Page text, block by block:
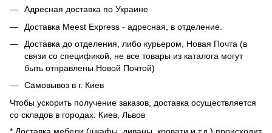
Адресная доставка по Украине
Доставка Meest Express - адресная, в отделение.
Доставка до отделения, либо курьером, Новая Почта (в
связи со спецификой, не все товары из каталога могут
быть отправлены Новой Почтой)
Самовывоз в г. Киев
Чтобы ускорить получение заказов, доставка осуществляется
со складов в городах: Киев, Львов
* Доставка мебели (шкафы, диваны, кровати и т.д.) происходит